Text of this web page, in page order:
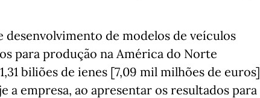
desenvolvimento de modelos de veículos
para produção na América do Norte
biliões de ienes [7,09 mil milhões de euros]
empresa, ao apresentar os resultados para